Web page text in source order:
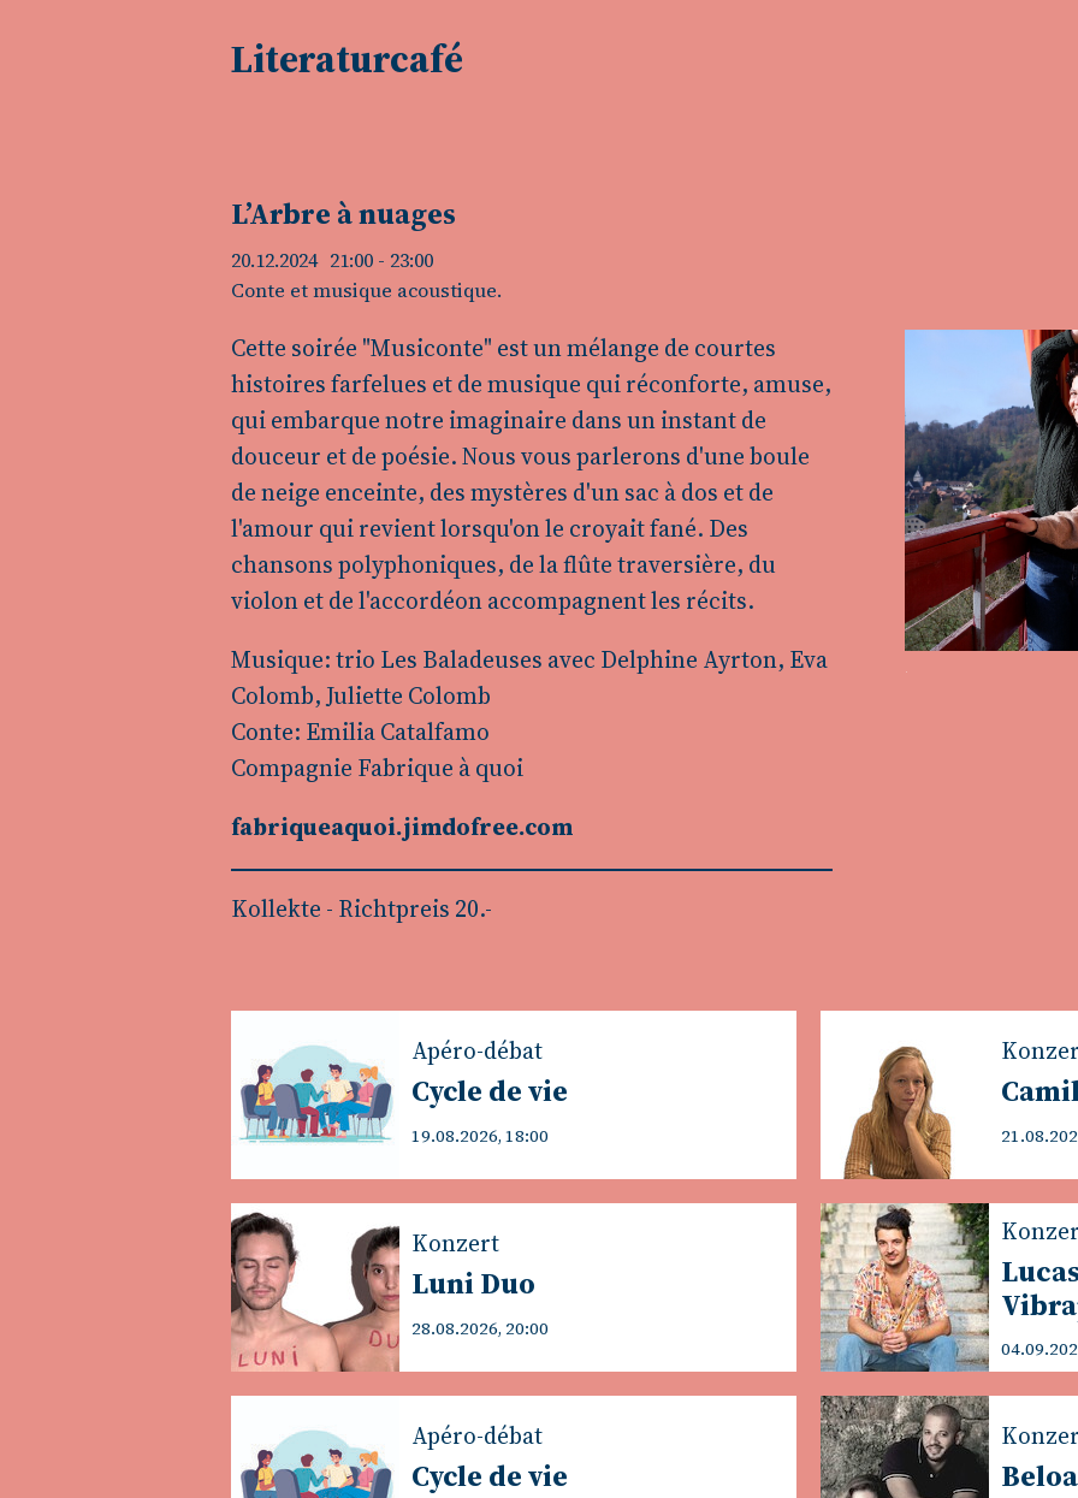
Literaturcafé
L’Arbre à nuages
20.12.2024 21:00 - 23:00
Conte et musique acoustique.
Cette soirée "Musiconte" est un mélange de courtes
histoires farfelues et de musique qui réconforte, amuse,
qui embarque notre imaginaire dans un instant de
douceur et de poésie. Nous vous parlerons d'une boule
de neige enceinte, des mystères d'un sac à dos et de
l'amour qui revient lorsqu'on le croyait fané. Des
chansons polyphoniques, de la flûte traversière, du
violon et de l'accordéon accompagnent les récits.
Musique: trio Les Baladeuses avec Delphine Ayrton, Eva
Colomb, Juliette Colomb
Conte: Emilia Catalfamo
Compagnie Fabrique à quoi
fabriqueaquoi.jimdofree.com
Kollekte - Richtpreis 20.-
Apéro-débat
Cycle de vie
19.08.2026, 18:00
Konzert
Luni Duo
28.08.2026, 20:00
Apéro-débat
Cycle de vie Beloa